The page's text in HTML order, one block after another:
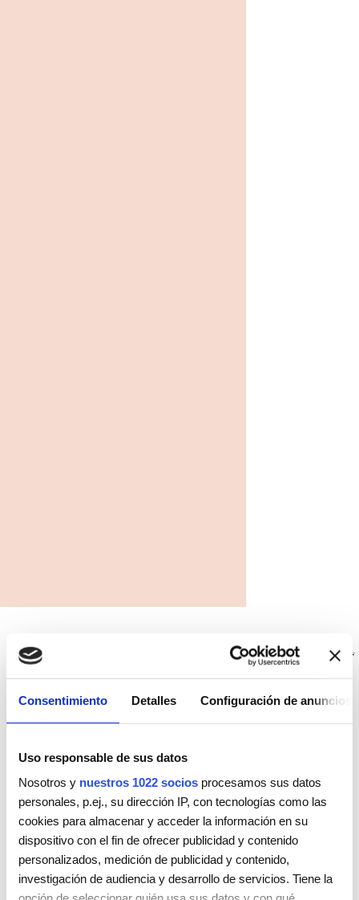
Consentimiento Detalles Configuración de anuncios
Uso responsable de sus datos
Nosotros y nuestros 1022 socios procesamos sus datos
personales, p.ej., su dirección IP, con tecnologías como las
cookies para almacenar y acceder la información en su
dispositivo con el fin de ofrecer publicidad y contenido
personalizados, medición de publicidad y contenido,
investigación de audiencia y desarrollo de servicios. Tiene la
SELECCIONAR
Tendencias y Colecciones